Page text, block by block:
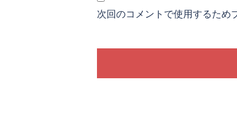
次回のコメントで使用するため